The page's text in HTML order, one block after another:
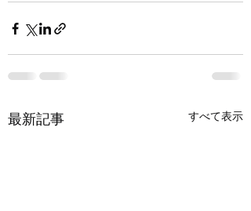
最新記事 すべて表示